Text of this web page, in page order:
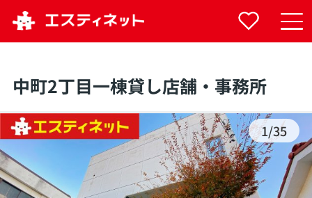
中町2丁目一棟貸し店舗・事務所
1/35